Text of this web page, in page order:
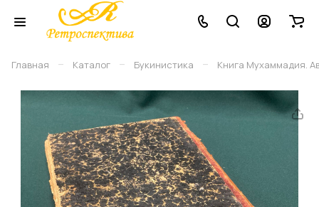
Главная – Каталог – Букинистика – Книга Мухаммадия.